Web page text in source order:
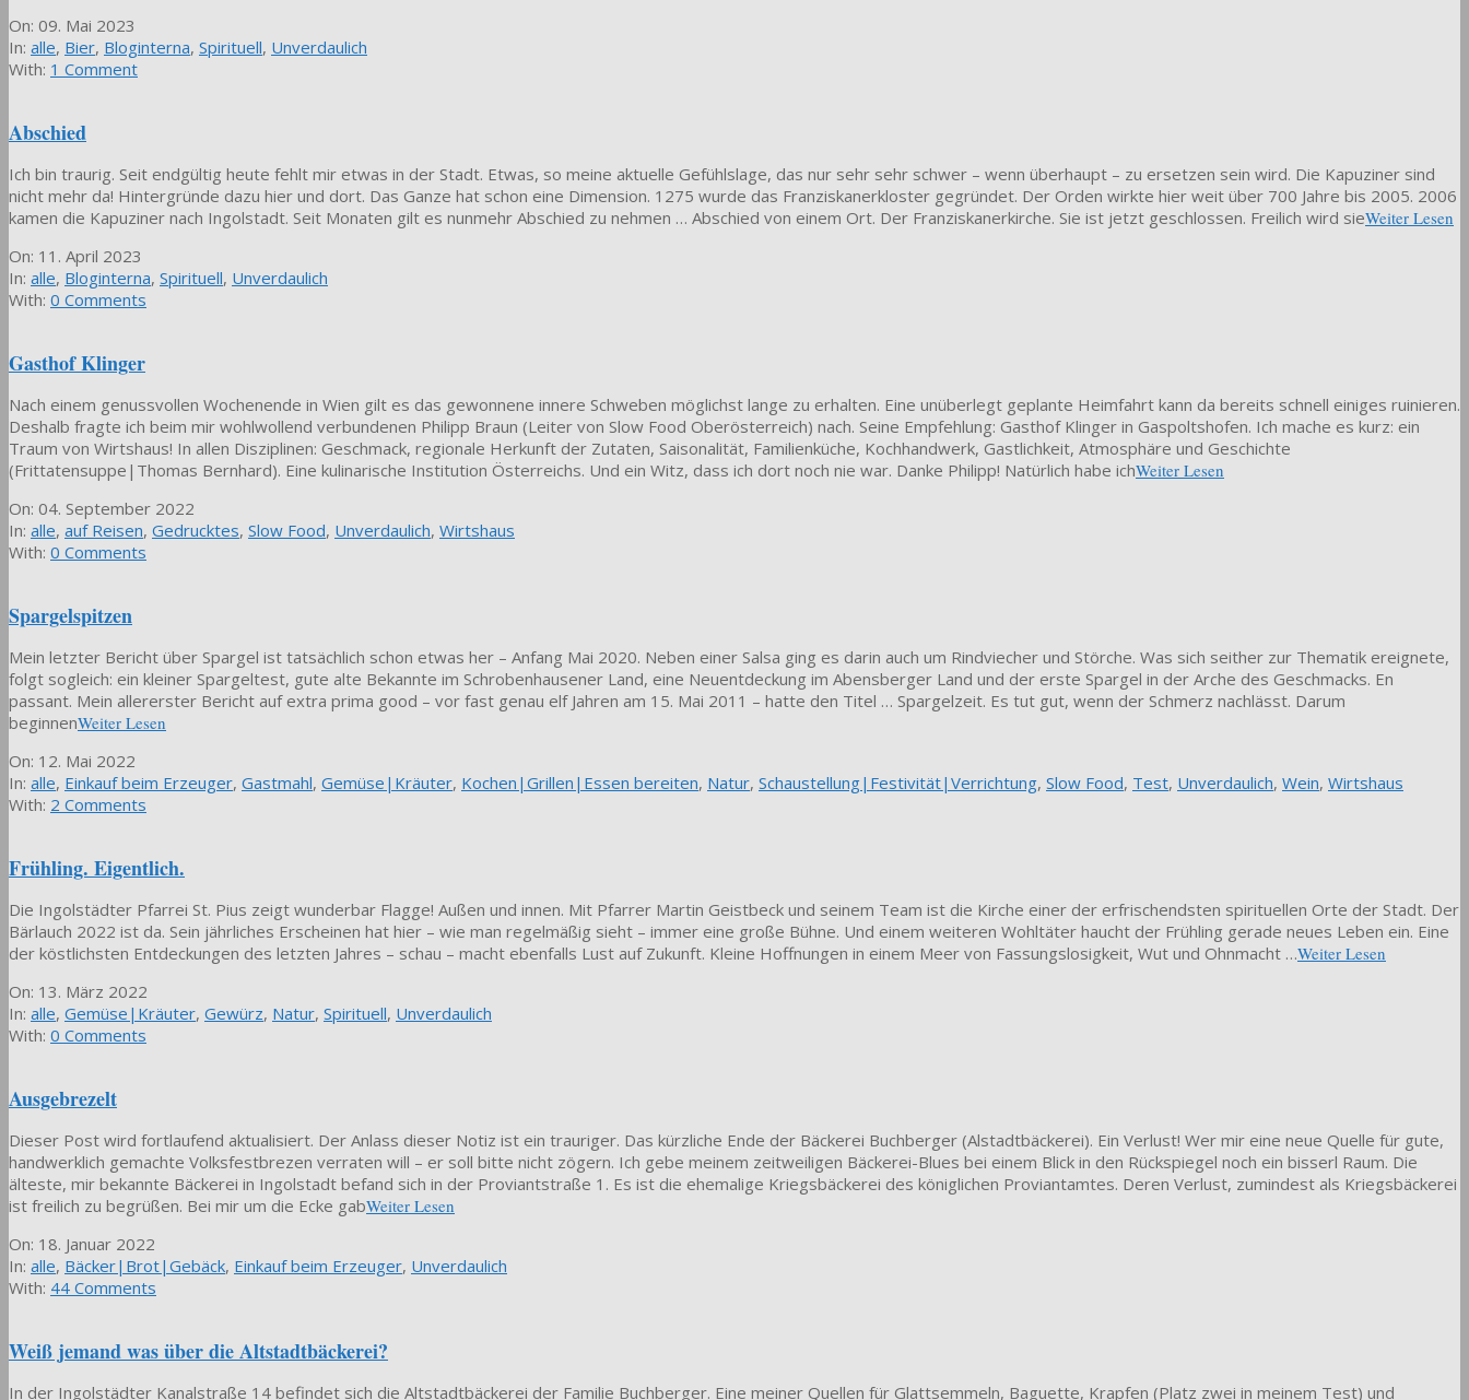
2023-
05-
09
On: 09. Mai 2023
In: alle, Bier, Bloginterna, Spirituell, Unverdaulich
With: 1 Comment
Abschied
Ich bin traurig. Seit endgültig heute fehlt mir etwas in der Stadt. Etwas, so meine aktuelle Gefühlslage, das nur sehr sehr schwer – wenn überhaupt – zu ersetzen sein wird. Die Kapuziner sind
nicht mehr da! Hintergründe dazu hier und dort. Das Ganze hat schon eine Dimension. 1275 wurde das Franziskanerkloster gegründet. Der Orden wirkte hier weit über 700 Jahre bis 2005. 2006
kamen die Kapuziner nach Ingolstadt. Seit Monaten gilt es nunmehr Abschied zu nehmen … Abschied von einem Ort. Der Franziskanerkirche. Sie ist jetzt geschlossen. Freilich wird sieWeiter Lesen
2023-
04-
11
On: 11. April 2023
In: alle, Bloginterna, Spirituell, Unverdaulich
With: 0 Comments
Gasthof Klinger
Nach einem genussvollen Wochenende in Wien gilt es das gewonnene innere Schweben möglichst lange zu erhalten. Eine unüberlegt geplante Heimfahrt kann da bereits schnell einiges ruinieren.
Deshalb fragte ich beim mir wohlwollend verbundenen Philipp Braun (Leiter von Slow Food Oberösterreich) nach. Seine Empfehlung: Gasthof Klinger in Gaspoltshofen. Ich mache es kurz: ein
Traum von Wirtshaus! In allen Disziplinen: Geschmack, regionale Herkunft der Zutaten, Saisonalität, Familienküche, Kochhandwerk, Gastlichkeit, Atmosphäre und Geschichte
(Frittatensuppe|Thomas Bernhard). Eine kulinarische Institution Österreichs. Und ein Witz, dass ich dort noch nie war. Danke Philipp! Natürlich habe ichWeiter Lesen
2022-
09-
04
On: 04. September 2022
In: alle, auf Reisen, Gedrucktes, Slow Food, Unverdaulich, Wirtshaus
With: 0 Comments
Spargelspitzen
Mein letzter Bericht über Spargel ist tatsächlich schon etwas her – Anfang Mai 2020. Neben einer Salsa ging es darin auch um Rindviecher und Störche. Was sich seither zur Thematik ereignete,
folgt sogleich: ein kleiner Spargeltest, gute alte Bekannte im Schrobenhausener Land, eine Neuentdeckung im Abensberger Land und der erste Spargel in der Arche des Geschmacks. En
passant. Mein allererster Bericht auf extra prima good – vor fast genau elf Jahren am 15. Mai 2011 – hatte den Titel … Spargelzeit. Es tut gut, wenn der Schmerz nachlässt. Darum
beginnenWeiter Lesen
2022-
05-
12
On: 12. Mai 2022
In: alle, Einkauf beim Erzeuger, Gastmahl, Gemüse|Kräuter, Kochen|Grillen|Essen bereiten, Natur, Schaustellung|Festivität|Verrichtung, Slow Food, Test, Unverdaulich, Wein, Wirtshaus
With: 2 Comments
Frühling. Eigentlich.
Die Ingolstädter Pfarrei St. Pius zeigt wunderbar Flagge! Außen und innen. Mit Pfarrer Martin Geistbeck und seinem Team ist die Kirche einer der erfrischendsten spirituellen Orte der Stadt. Der
Bärlauch 2022 ist da. Sein jährliches Erscheinen hat hier – wie man regelmäßig sieht – immer eine große Bühne. Und einem weiteren Wohltäter haucht der Frühling gerade neues Leben ein. Eine
der köstlichsten Entdeckungen des letzten Jahres – schau – macht ebenfalls Lust auf Zukunft. Kleine Hoffnungen in einem Meer von Fassungslosigkeit, Wut und Ohnmacht …Weiter Lesen
2022-
03-
13
On: 13. März 2022
In: alle, Gemüse|Kräuter, Gewürz, Natur, Spirituell, Unverdaulich
With: 0 Comments
Ausgebrezelt
Dieser Post wird fortlaufend aktualisiert. Der Anlass dieser Notiz ist ein trauriger. Das kürzliche Ende der Bäckerei Buchberger (Alstadtbäckerei). Ein Verlust! Wer mir eine neue Quelle für gute,
handwerklich gemachte Volksfestbrezen verraten will – er soll bitte nicht zögern. Ich gebe meinem zeitweiligen Bäckerei-Blues bei einem Blick in den Rückspiegel noch ein bisserl Raum. Die
älteste, mir bekannte Bäckerei in Ingolstadt befand sich in der Proviantstraße 1. Es ist die ehemalige Kriegsbäckerei des königlichen Proviantamtes. Deren Verlust, zumindest als Kriegsbäckerei
ist freilich zu begrüßen. Bei mir um die Ecke gabWeiter Lesen
2022-
01-
18
On: 18. Januar 2022
In: alle, Bäcker|Brot|Gebäck, Einkauf beim Erzeuger, Unverdaulich
With: 44 Comments
Weiß jemand was über die Altstadtbäckerei?
In der Ingolstädter Kanalstraße 14 befindet sich die Altstadtbäckerei der Familie Buchberger. Eine meiner Quellen für Glattsemmeln, Baguette, Krapfen (Platz zwei in meinem Test) und